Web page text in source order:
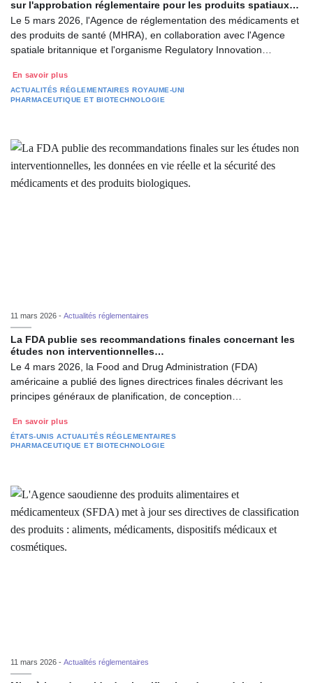
sur l'approbation réglementaire pour les produits spatiaux…
Le 5 mars 2026, l'Agence de réglementation des médicaments et
des produits de santé (MHRA), en collaboration avec l'Agence
spatiale britannique et l'organisme Regulatory Innovation…
En savoir plus
ACTUALITÉS RÉGLEMENTAIRES ROYAUME-UNI
PHARMACEUTIQUE ET BIOTECHNOLOGIE
11 mars 2026 - Actualités réglementaires
La FDA publie ses recommandations finales concernant les
études non interventionnelles…
Le 4 mars 2026, la Food and Drug Administration (FDA)
américaine a publié des lignes directrices finales décrivant les
principes généraux de planification, de conception…
En savoir plus
ÉTATS-UNIS ACTUALITÉS RÉGLEMENTAIRES
PHARMACEUTIQUE ET BIOTECHNOLOGIE
11 mars 2026 - Actualités réglementaires